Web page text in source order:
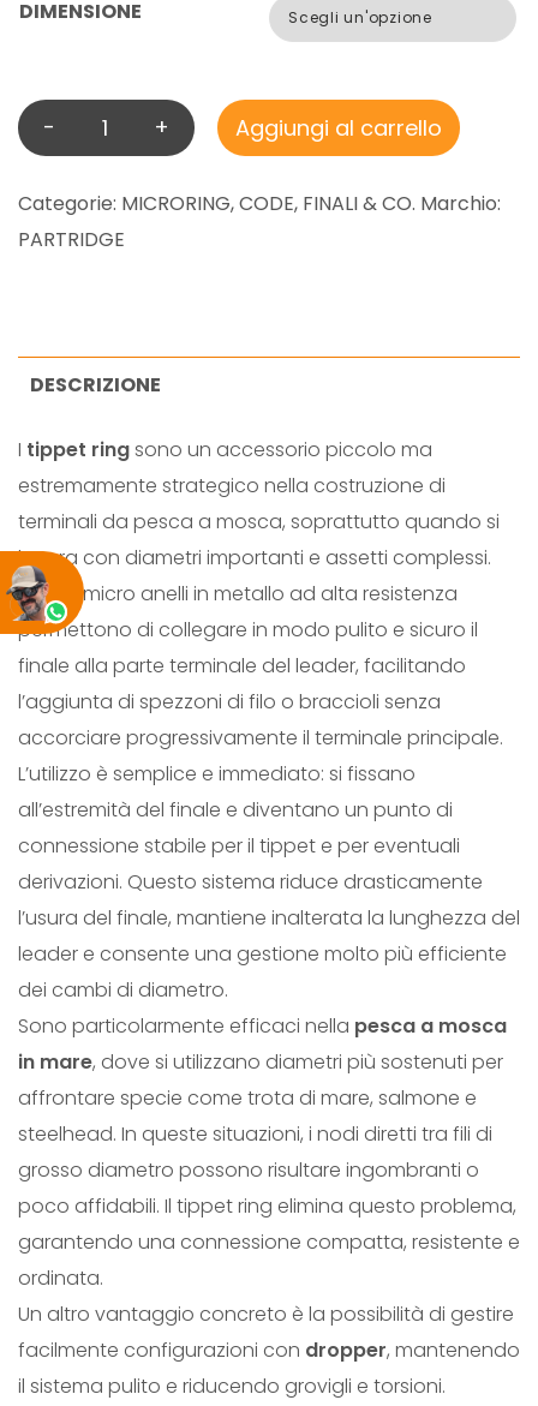
DIMENSIONE
P
A
R
T
G
T
I
P
P
E
T
O
V
A
L
R
I
N
G
S
q
u
a
n
t
i
t
à
- + Aggiungi al carrello
Categorie: MICRORING,CODE, FINALI & CO. Marchio:
PARTRIDGE
DESCRIZIONE
I tippet ringsono un accessorio piccolo ma
estremamente strategico nella costruzione di
terminali da pesca a mosca, soprattutto quando si
lavora con diametri importanti e assetti complessi.
Questi micro anelli in metallo ad alta resistenza
permettono di collegare in modo pulito e sicuro il
finale alla parte terminale del leader, facilitando
l’aggiunta di spezzoni di filo o braccioli senza
accorciare progressivamente il terminale principale.
L’utilizzo è semplice e immediato: si fissano
all’estremità del finale e diventano un punto di
connessione stabile per il tippet e per eventuali
derivazioni. Questo sistema riduce drasticamente
l’usura del finale, mantiene inalterata la lunghezza del
leader e consente una gestione molto più efficiente
dei cambi di diametro.
Sono particolarmente efficaci nella pesca a mosca
in mare, dove si utilizzano diametri più sostenuti per
affrontare specie come trota di mare, salmone e
steelhead. In queste situazioni, i nodi diretti tra fili di
grosso diametro possono risultare ingombranti o
poco affidabili. Il tippet ring elimina questo problema,
garantendo una connessione compatta, resistente e
ordinata.
Un altro vantaggio concreto è la possibilità di gestire
facilmente configurazioni con dropper, mantenendo
il sistema pulito e riducendo grovigli e torsioni.